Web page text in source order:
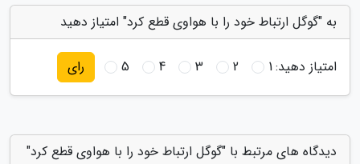
به "گوگل ارتباط خود را با هواوی قطع کرد" امتیاز دهید
امتیاز دهید:1
2
3
4
5 رای
دیدگاه های مرتبط با "گوگل ارتباط خود را با هواوی قطع کرد"